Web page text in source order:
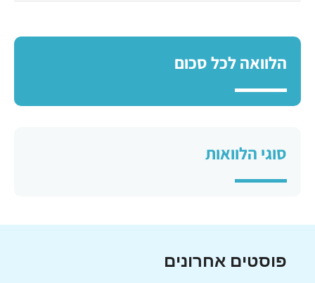
הלוואה לכל סכום
סוגי הלוואות
פוסטים אחרונים